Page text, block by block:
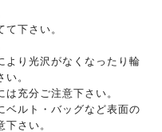
下さい。
より光沢がなくなったり輪
。
充分ご注意下さい。
ベルト・バッグなど表面の
さい。